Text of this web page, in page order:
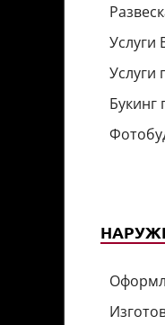
Услуги
Услуги
Букинг